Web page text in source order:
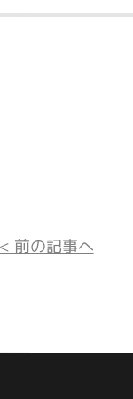
前の記事へ